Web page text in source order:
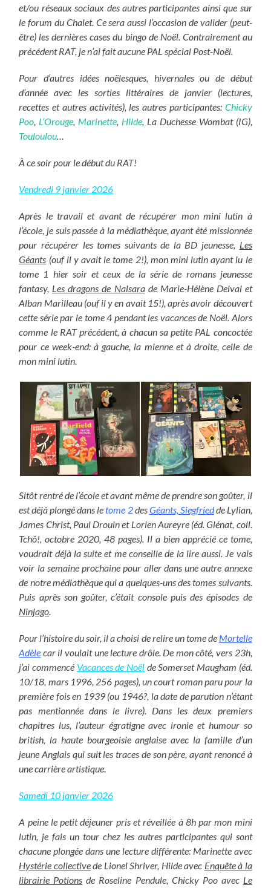
et/ou réseaux sociaux des autres participantes ainsi que sur
le forum du Chalet. Ce sera aussi l’occasion de valider (peut-
être) les dernières cases du bingo de Noël. Contrairement au
précédent RAT, je n’ai fait aucune PAL spécial Post-Noël.
Pour d’autres idées noëlesques, hivernales ou de début
d’année avec les sorties littéraires de janvier (lectures,
recettes et autres activités), les autres participantes: Chicky
Poo, L’Orouge, Marinette, Hilde, La Duchesse Wombat (IG),
Touloulou…
À ce soir pour le début du RAT!
Vendredi 9 janvier 2026
Après le travail et avant de récupérer mon mini lutin à
l’école, je suis passée à la médiathèque, ayant été missionnée
pour récupérer les tomes suivants de la BD jeunesse, Les
Géants (ouf il y avait le tome 2!), mon mini lutin ayant lu le
tome 1 hier soir et ceux de la série de romans jeunesse
fantasy, Les dragons de Nalsarade Marie-Hélène Delval et
Alban Marilleau (ouf il y en avait 15!), après avoir découvert
cette série par le tome 4 pendant les vacances de Noël. Alors
comme le RAT précédent, à chacun sa petite PAL concoctée
pour ce week-end: à gauche, la mienne et à droite, celle de
mon mini lutin.
Sitôt rentré de l’école et avant même de prendre son goûter, il
est déjà plongé dans letome 2desGéants, Siegfriedde Lylian,
James Christ, Paul Drouin et Lorien Aureyre (éd. Glénat, coll.
Tchô!, octobre 2020, 48 pages). Il a bien apprécié ce tome,
voudrait déjà la suite et me conseille de la lire aussi. Je vais
voir la semaine prochaine pour aller dans une autre annexe
de notre médiathèque qui a quelques-uns des tomes suivants.
Puis après son goûter, c’était console puis des épisodes de
Ninjago.
Pour l’histoire du soir, il a choisi de relire un tome de Mortelle
Adèle car il voulait une lecture drôle. De mon côté, vers 23h,
j’ai commencé Vacances de Noël de Somerset Maugham (éd.
10/18, mars 1996, 256 pages), un court roman paru pour la
première fois en 1939 (ou 1946?, la date de parution n’étant
pas mentionnée dans le livre). Dans les deux premiers
chapitres lus, l’auteur égratigne avec ironie et humour so
british, la haute bourgeoisie anglaise avec la famille d’un
jeune Anglais qui suit les traces de son père, ayant renoncé à
une carrière artistique.
Samedi 10 janvier 2026
A peine le petit déjeuner pris et réveillée à 8h par mon mini
lutin, je fais un tour chez les autres participantes qui sont
chacune plongée dans une lecture différente: Marinette avec
Hystérie collectivede Lionel Shriver, Hilde avec Enquête à la
librairie Potions de Roseline Pendule, Chicky Poo avec Le